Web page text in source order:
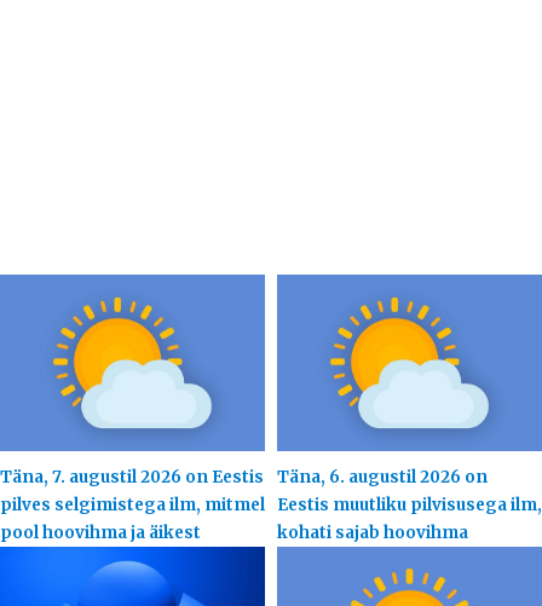
Täna, 7. augustil 2026 on Eestis
pilves selgimistega ilm, mitmel
pool hoovihma ja äikest
Täna, 6. augustil 2026 on
Eestis muutliku pilvisusega ilm,
kohati sajab hoovihma